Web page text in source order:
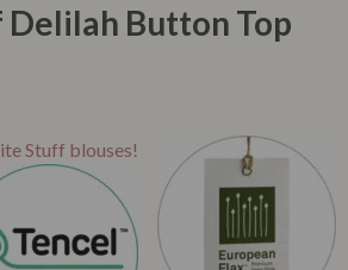
Button Top
Stuff blouses!